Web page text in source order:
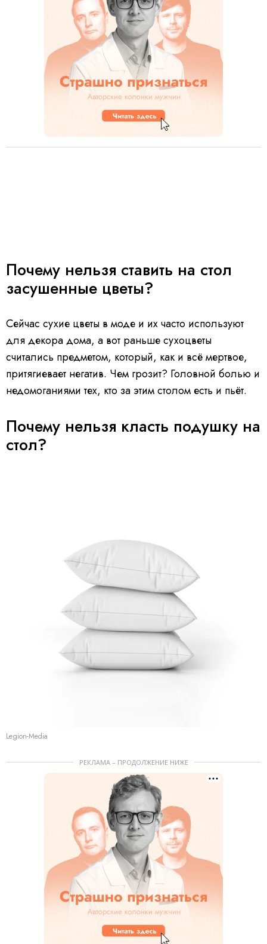
Почему нельзя ставить на стол
засушенные цветы?
Сейчас сухие цветы в моде и их часто используют
для декора дома, а вот раньше сухоцветы
считались предметом, который, как и всё мертвое,
притягиевает негатив. Чем грозит? Головной болью и
недомоганиями тех, кто за этим столом есть и пьёт.
Почему нельзя класть подушку на
стол?
Legion-Media
РЕКЛАМА – ПРОДОЛЖЕНИЕ НИЖЕ